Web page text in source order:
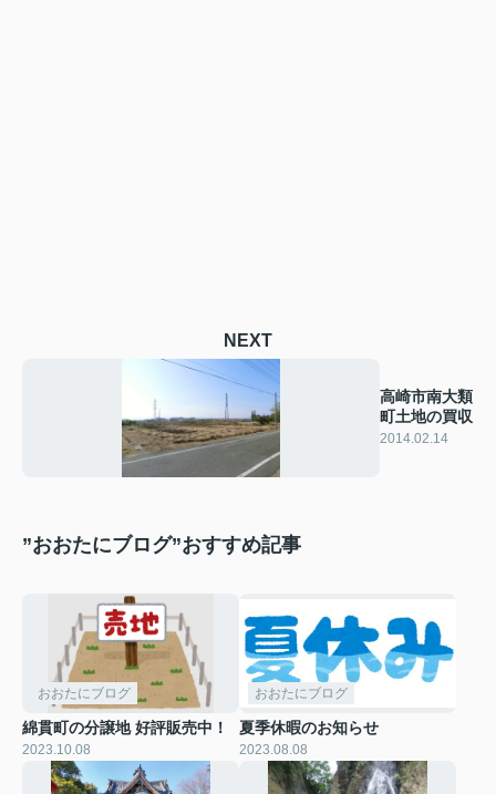
NEXT
高崎市南大類
町土地の買収
2014.02.14
”おおたにブログ”おすすめ記事
おおたにブログ
綿貫町の分譲地 好評販売中！
2023.10.08
おおたにブログ
夏季休暇のお知らせ
2023.08.08